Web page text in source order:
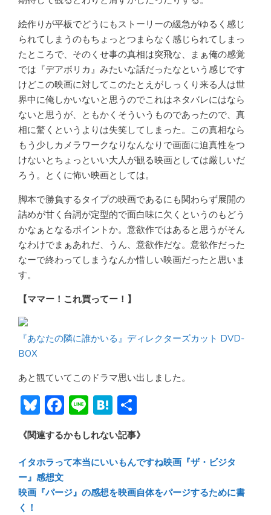
絵作りが平板でどうにもストーリーの緩急がゆるく感じ
られてしまうのもちょっとつまらなく感じられてしまっ
たところで、そのくせ事の真相は突飛な、まぁ俺の感覚
では『デアボリカ』みたいな話だったなという感じです
けどこの映画に対してこのたとえがしっくり来る人は世
界中に俺しかいないと思うのでこれはネタバレにはなら
ないと思うが、ともかくそういうものであったので、真
相に驚くというよりは失笑してしまった。この真相なら
もう少しカメラワークなりなんなりで画面に迫真性をつ
けないとちょっといい大人が観る映画としては厳しいだ
ろう。とくに怖い映画としては。
脚本で勝負するタイプの映画であるにも関わらず展開の
詰めが甘く台詞が定型的で面白味に欠くというのもどう
かなぁとなるポイントか。意欲作ではあると思うがそん
なわけでまぁあれだ、うん、意欲作だな。意欲作だった
なーで終わってしまうなんか惜しい映画だったと思いま
す。
【ママー！これ買ってー！】
『あなたの隣に誰かいる』ディレクターズカット DVD-
BOX
あと観ていてこのドラマ思い出しました。
Bl
u
e
sk
y
F
ac
e
b
o
ok
Li
n
e
H
at
e
n
a
有
《関連するかもしれない記事》
イタホラって本当にいいもんですね映画『ザ・ビジタ
ー』感想文
映画『パージ』の感想を映画自体をパージするために書
く！